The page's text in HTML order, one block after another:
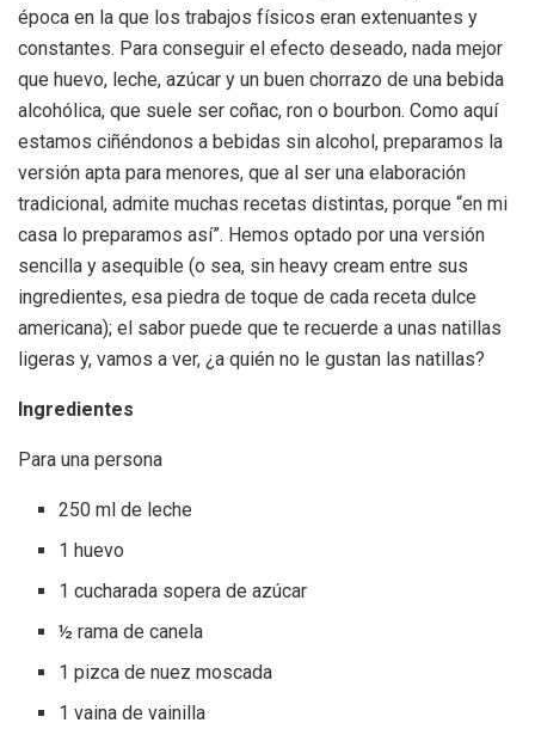
época en la que los trabajos físicos eran extenuantes y
constantes. Para conseguir el efecto deseado, nada mejor
que huevo, leche, azúcar y un buen chorrazo de una bebida
alcohólica, que suele ser coñac, ron o bourbon. Como aquí
estamos ciñéndonos a bebidas sin alcohol, preparamos la
versión apta para menores, que al ser una elaboración
tradicional, admite muchas recetas distintas, porque “en mi
casa lo preparamos así”. Hemos optado por una versión
sencilla y asequible (o sea, sin heavy cream entre sus
ingredientes, esa piedra de toque de cada receta dulce
americana); el sabor puede que te recuerde a unas natillas
ligeras y, vamos a ver, ¿a quién no le gustan las natillas?
Ingredientes
Para una persona
250 ml de leche
1 huevo
1 cucharada sopera de azúcar
½ rama de canela
1 pizca de nuez moscada
1 vaina de vainilla